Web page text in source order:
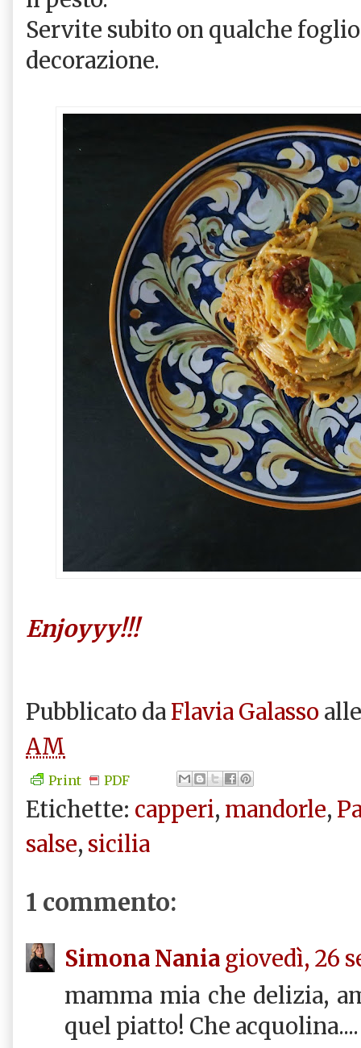
Servite subito on qualche
decorazione.
Enjoyyy!!!
Pubblicato da Flavia Galasso
AM
Print PDF
Etichette: capperi, mandorle,
salse, sicilia
1 commento:
Simona Nania giovedì, 26
mamma mia che delizia,
quel piatto! Che acquolina....